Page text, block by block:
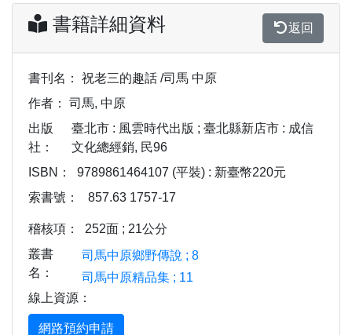
書籍詳細資料 返回
書刊名：
祝老三的趣話 /司馬 中原
作者：
司馬, 中原
出版
社：
臺北市 : 風雲時代出版 ; 臺北縣新店市 : 成信
文化總經銷, 民96
ISBN：
9789861464107 (平裝) : 新臺幣220元
索書號：
857.63 1757-17
稽核項：
252面 ; 21公分
叢書
名：
司馬中原鄉野傳說 ; 8
司馬中原精品集 ; 11
線上資源：